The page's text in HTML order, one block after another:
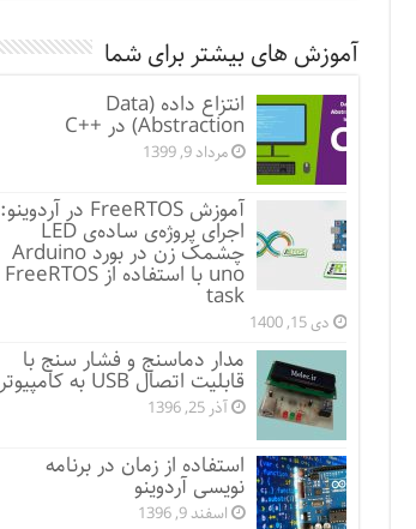
آموزش های بیشتر برای شما
انتزاع داده (Data
Abstraction) در ++C
مرداد 9, 1399
آموزش FreeRTOS در آردوینو:
اجرای پروژه‌ی ساده‌ی LED
چشمک زن در بورد Arduino
uno با استفاده از FreeRTOS
task
دی 15, 1400
مدار دماسنج و فشار سنج با
قابلیت اتصال USB به کامپیوتر
آذر 25, 1396
استفاده از زمان در برنامه
نویسی آردوینو
اسفند 9, 1396